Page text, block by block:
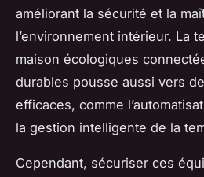
améliorant la sécurité et la
l’environnement intérieur. La
maison écologiques
durables pousse aussi vers
efficaces, comme
la gestion intelligente de la
Cependant, sécuriser ces